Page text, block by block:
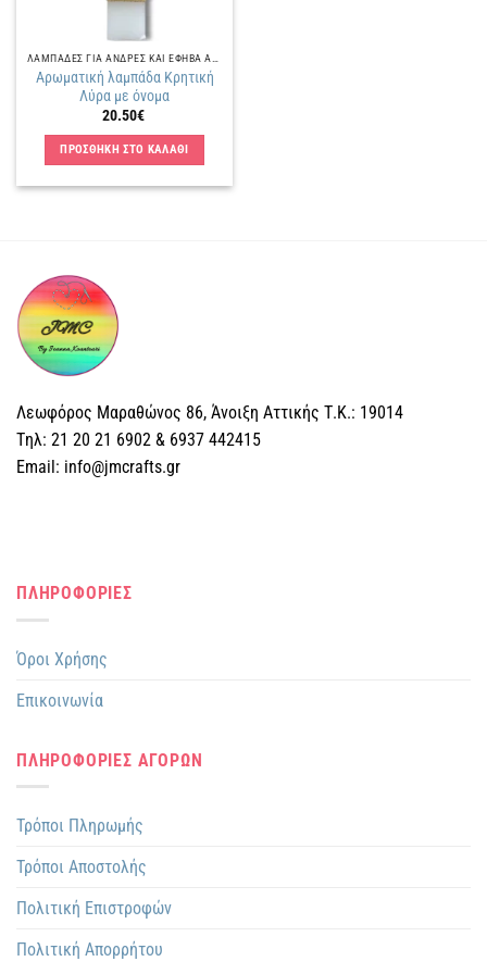
Αρωματική λαμπάδα Κρητική
Λύρα με όνομα
20.50€
ΠΡΟΣΘΗΚΗ ΣΤΟ ΚΑΛΑΘΙ
Λεωφόρος Μαραθώνος 86, Άνοιξη Αττικής Τ.Κ.: 19014
Tηλ: 21 20 21 6902 & 6937 442415
Email: info@jmcrafts.gr
ΠΛΗΡΟΦΟΡΙΕΣ
Όροι Χρήσης
Επικοινωνία
ΠΛΗΡΟΦΟΡΙΕΣ ΑΓΟΡΩΝ
Τρόποι Πληρωμής
Τρόποι Αποστολής
Πολιτική Επιστροφών
Πολιτική Απορρήτου